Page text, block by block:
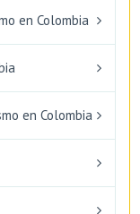
en Colombia
en Colombia